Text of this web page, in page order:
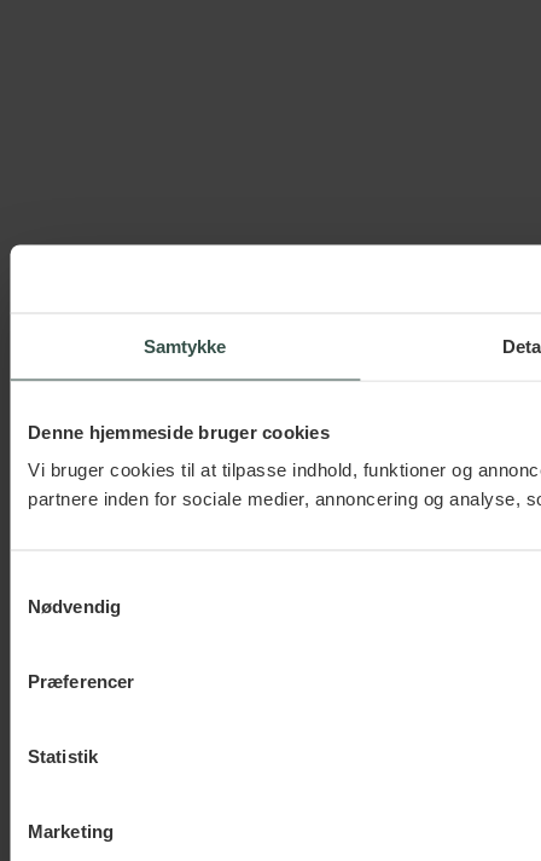
Samtykke
Denne hjemmeside bruger cookies
Vi bruger cookies til at tilpasse indhold, funktioner og
partnere inden for sociale medier, annoncering og analyse,
Nødvendig
Præferencer
Statistik
Marketing